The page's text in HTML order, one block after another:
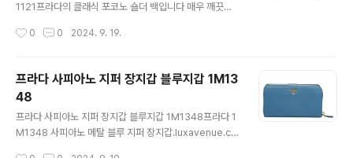
43 * 28 * 폭 19 CM부속품 : 자체제작더스트백 http
3 프라다 리나일론 백팩 테수토 블랙 럭색 ..
1121프라다의 클래식 포코노 숄더 백입니다 매우 깨끗한
도입니다 많은 관심 부탁드립니다 사이즈 : 윗가로 44 밑
백 https://luxavenue.co.kr/goods/view?no=1
600171121 프라다 포코노 리나일론 쇼퍼백 블랙숄더백
1BG401프라다 클래식 포코노 리나일론 쇼퍼백 1BG401
숄더백.luxavenue.co.kr
0 0 2024. 9. 19.
프라다 사피아노 지퍼 장지갑 블루지갑 1M13
48
프라다 사피아노 지퍼 장지갑 블루지갑 1M1348프라다 1
M1348 사피아노 메탈 블루 지퍼 장지갑.luxavenue.co.